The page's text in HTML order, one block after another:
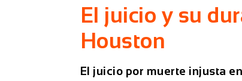
El juicio y su
Houston
El juicio por muerte injusta